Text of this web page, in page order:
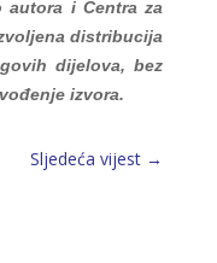
autora i Centra za
distribucija
dijelova, bez
izvora.
Sljedeća vijest →